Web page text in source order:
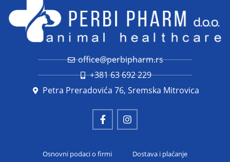
office@perbipharm.rs
+381 63 692 229
Petra Preradovića 76, Sremska Mitrovica
Osnovni podaci o firmi Dostava i plaćanje